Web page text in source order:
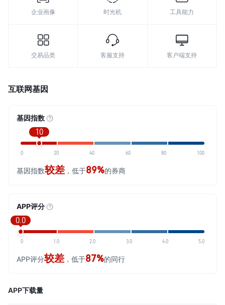
企业画像 时光机 工具能力
交易品类 客服支持 客户端支持
互联网基因
基因指数
10
0 20 40 60 80 100
基因指数较差 ，低于89%的券商
APP评分
0.0
0 1.0 2.0 3.0 4.0 5.0
APP评分较差 ，低于87%的同行
APP下载量